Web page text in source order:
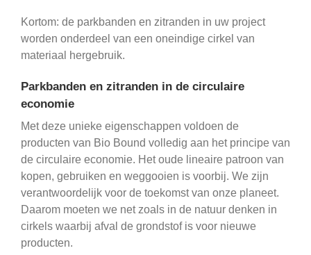
Kortom: de parkbanden en zitranden in uw project
worden onderdeel van een oneindige cirkel van
materiaal hergebruik.
Parkbanden en zitranden in de circulaire
economie
Met deze unieke eigenschappen voldoen de
producten van Bio Bound volledig aan het principe van
de circulaire economie. Het oude lineaire patroon van
kopen, gebruiken en weggooien is voorbij. We zijn
verantwoordelijk voor de toekomst van onze planeet.
Daarom moeten we net zoals in de natuur denken in
cirkels waarbij afval de grondstof is voor nieuwe
producten.